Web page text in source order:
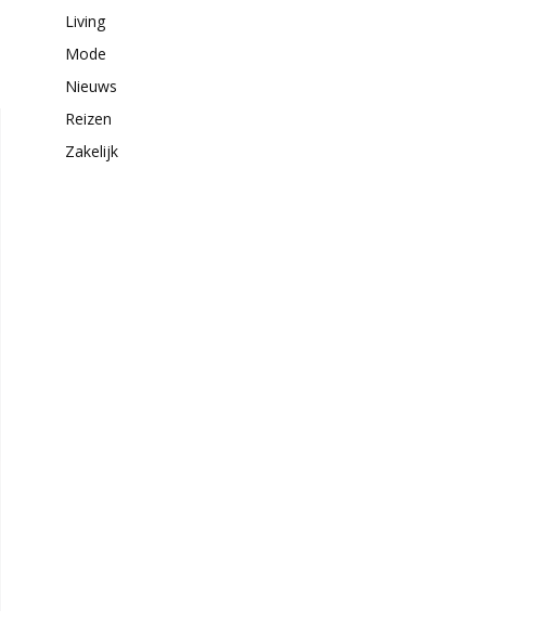
Living
Mode
Nieuws
Reizen
Zakelijk